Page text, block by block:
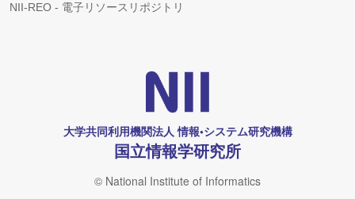
NII-REO - 電子リソースリポジトリ
大学共同利用機関法人 情報•システム研究機構
国立情報学研究所
© National Institute of Informatics